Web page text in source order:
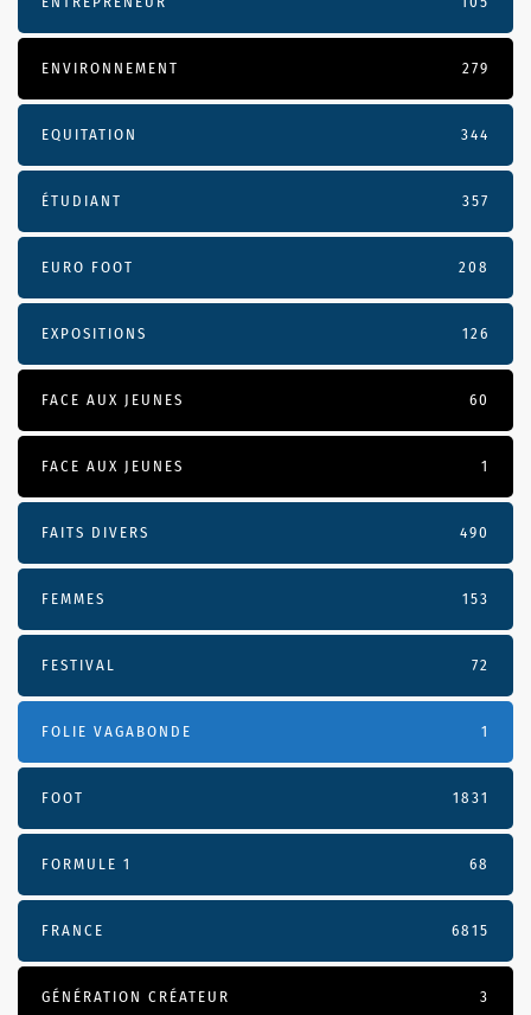
ENVIRONNEMENT 279
EQUITATION 344
ÉTUDIANT 357
EURO FOOT 208
EXPOSITIONS 126
FACE AUX JEUNES 60
FACE AUX JEUNES 1
FAITS DIVERS 490
FEMMES 153
FESTIVAL 72
FOLIE VAGABONDE 1
FOOT 1831
FORMULE 1 68
FRANCE 6815
GÉNÉRATION CRÉATEUR 3